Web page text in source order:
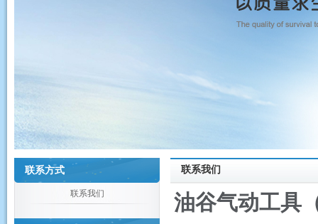
联系方式
联系我们
联系我们
油谷气动工具